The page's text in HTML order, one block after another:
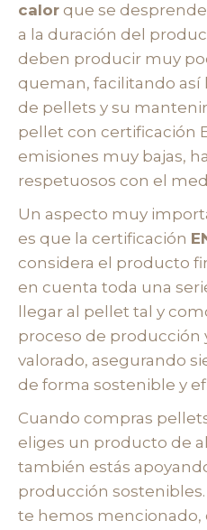
calor que se
a la duración del
deben producir muy
queman, facilitando así
de pellets y su
pellet con certificación
emisiones muy bajas,
respetuosos con el
Un aspecto muy
es que la certificación
considera el producto
en cuenta toda una
llegar al pellet tal y
proceso de producción
valorado, asegurando
de forma sostenible y
Cuando compras
eliges un producto de
también estás
producción
te hemos mencionado,